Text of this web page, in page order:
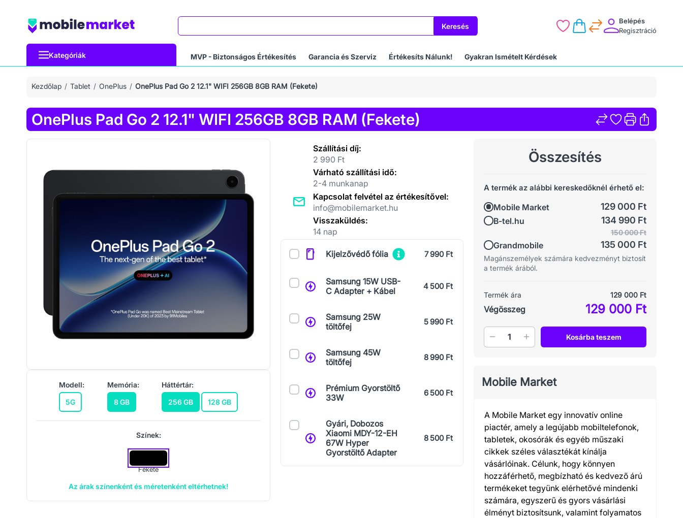
Keresés
Belépés
Regisztráció
Kategóriák MVP - Biztonságos Értékesítés Garancia és Szerviz Értékesíts Nálunk! Gyakran Ismételt Kérdések
Kezdőlap Tablet OnePlus OnePlus Pad Go 2 12.1" WIFI 256GB 8GB RAM (Fekete)
OnePlus Pad Go 2 12.1" WIFI 256GB 8GB RAM (Fekete)
Modell:
5G
Memória:
8 GB
Háttértár:
256 GB
128 GB
Színek:
Fekete
Az árak színenként és méretenként eltérhetnek!
Szállítási díj:
2 990 Ft
Várható szállítási idő:
2-4 munkanap
Kapcsolat felvétel az értékesítővel:
info@mobilemarket.hu
Visszaküldés:
14 nap
KiegészítőkKijelzővédő fólia 7 990 Ft
Samsung 15W USB-
C Adapter + Kábel
4 500 Ft
Samsung 25W
töltőfej
5 990 Ft
Samsung 45W
töltőfej
8 990 Ft
Prémium Gyorstöltő
33W
6 500 Ft
Gyári, Dobozos
Xiaomi MDY-12-EH
67W Hyper
Gyorstöltő Adapter
8 500 Ft
Összesítés
A termék az alábbi kereskedőknél érhető el:
Mobile Market 129 000 Ft
B-tel.hu 134 990 Ft
Grandmobile
150 000 Ft
135 000 Ft
Magánszemélyek számára kedvezményt biztosít
a termék árából.
Termék ára 129 000 Ft
Végösszeg 129 000 Ft
Mennyiség Kosárba teszem
Mobile Market
A Mobile Market egy innovatív online
piactér, amely a legújabb mobiltelefonok,
tabletek, okosórák és egyéb műszaki
cikkek széles választékát kínálja
vásárlóinak. Célunk, hogy könnyen
hozzáférhető, megbízható és kedvező árú
termékeket tegyünk elérhetővé mindenki
számára, egyszerű és gyors vásárlási
élményt biztosítsunk, valamint folyamatos